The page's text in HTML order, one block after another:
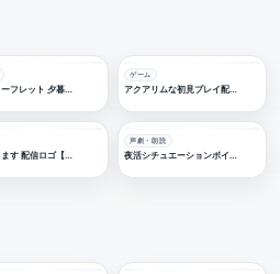
参加型リーフレット 夕暮れ縁日 祭りのイベントリーフレット
ゲーム
アクアリムな初見プレイ配信ロゴ素材【フリー素材・サムネ素材】
ホラゲします 配信ロゴ【配信素材・フリー素材・サムネ素材・TRPG背景】
声劇・朗読
夜活シチュエーションボイス 【フリー素材・サムネ素材】